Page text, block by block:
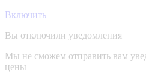
Включить
Вы отключили уведомления
Мы не сможем отправить вам
цены